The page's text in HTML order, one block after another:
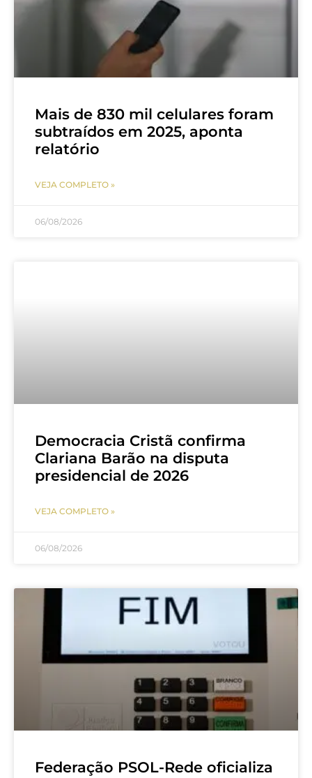
Mais de 830 mil celulares foram
subtraídos em 2025, aponta
relatório
VEJA COMPLETO »
06/08/2026
Democracia Cristã confirma
Clariana Barão na disputa
presidencial de 2026
VEJA COMPLETO »
06/08/2026
Federação PSOL-Rede oficializa